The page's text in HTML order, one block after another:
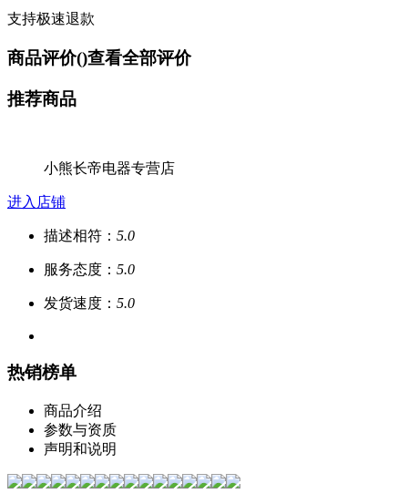
支持极速退款
商品评价()查看全部评价
推荐商品
小熊长帝电器专营店
进入店铺
描述相符： 5.0
服务态度： 5.0
发货速度： 5.0
热销榜单
商品介绍
参数与资质
声明和说明